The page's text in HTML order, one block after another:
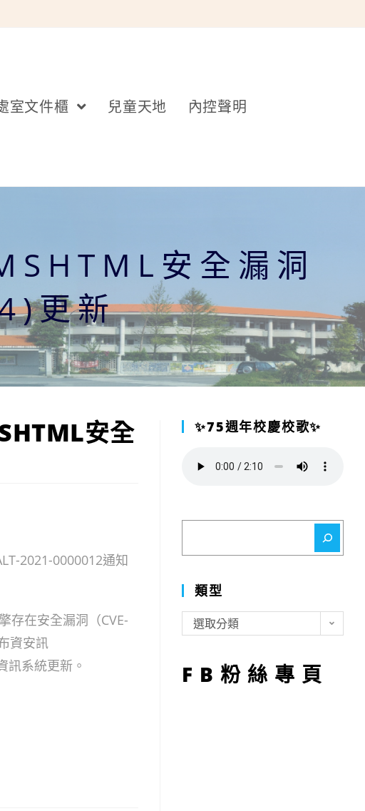
室文件櫃 兒童天地 內控聲明
安全漏洞
更新
安全
2021-0000012通知
存在安全漏洞（CVE-
資安訊
訊系統更新。
✨75週年校慶校歌✨
類型
型
選取分類
FB粉絲專頁